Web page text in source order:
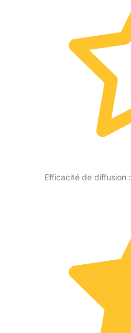
Efficacité de diffusion :